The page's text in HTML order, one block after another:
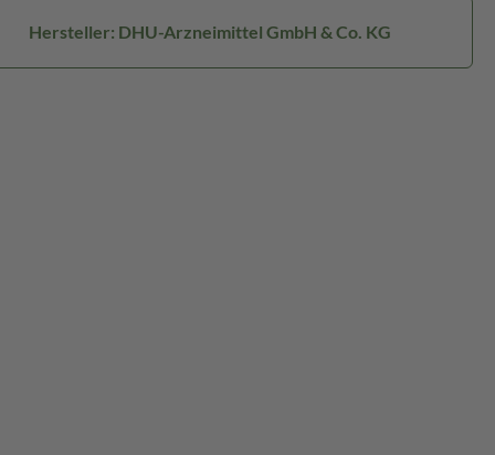
Hersteller: DHU-Arzneimittel GmbH & Co. KG